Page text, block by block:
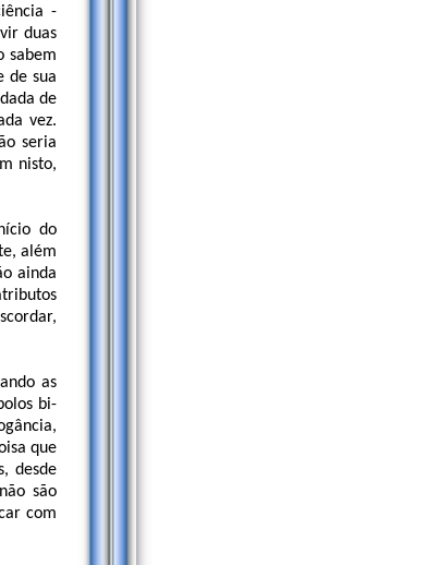
-
duas
sabem
de sua
de
vez.
seria
nisto,
do
além
ainda
as
bi-
que
desde
são
com